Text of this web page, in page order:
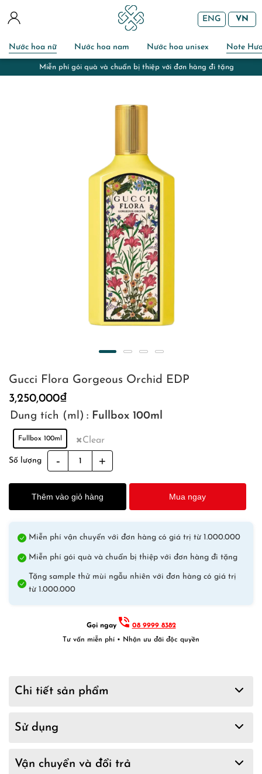
Nước hoa nữ Nước hoa nam Nước hoa unisex Note
ENG VN
Miễn phí gói quà và chuẩn bị thiệp với đơn hàng đi tặng
Gucci Flora Gorgeous Orchid EDP
3,250,000₫
Dung tích (ml) : Fullbox 100ml
Fullbox 100ml Clear
Số lượng
Flora
Gorgeous
Orchid
EDP
Thêm vào giỏ hàng Mua ngay
Miễn phí vận chuyển với đơn hàng có giá trị từ 1.000.000
Miễn phí gói quà và chuẩn bị thiệp với đơn hàng đi tặng
Tặng sample thử mùi ngẫu nhiên với đơn hàng có giá trị
từ 1.000.000
Gọi ngay
08 9999 8382
Tư vấn miễn phí • Nhận ưu đãi độc quyền
Chi tiết sản phẩm
Sử dụng
Vận chuyển và đổi trả